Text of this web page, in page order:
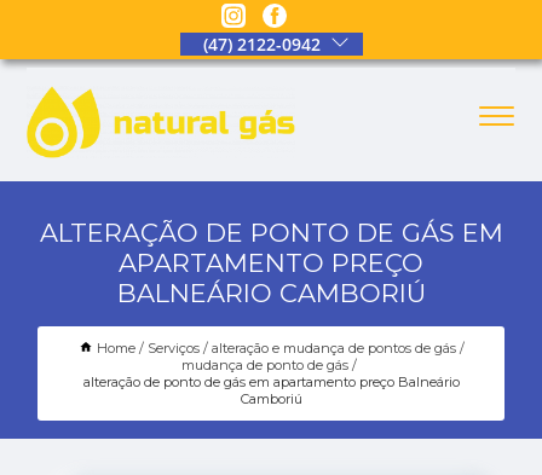
(47) 2122-0942
ALTERAÇÃO DE PONTO DE GÁS EM
APARTAMENTO PREÇO
BALNEÁRIO CAMBORIÚ
Home Serviços
alteração e mudança de pontos de gás
mudança de ponto de gás
alteração de ponto de gás em apartamento preço Balneário
Camboriú